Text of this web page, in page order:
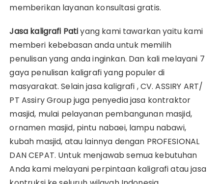
memberikan layanan konsultasi gratis.
Jasa kaligrafi Patiyang kami tawarkan yaitu kami
memberi kebebasan anda untuk memilih
penulisan yang anda inginkan. Dan kali melayani 7
gaya penulisan kaligrafi yang populer di
masyarakat. Selain jasa kaligrafi , CV. ASSIRY ART/
PT Assiry Group juga penyedia jasa kontraktor
masjid, mulai pelayanan pembangunan masjid,
ornamen masjid, pintu nabaei, lampu nabawi,
kubah masjid, atau lainnya dengan PROFESIONAL
DAN CEPAT. Untuk menjawab semua kebutuhan
Anda kami melayani perpintaan kaligrafi atau jasa